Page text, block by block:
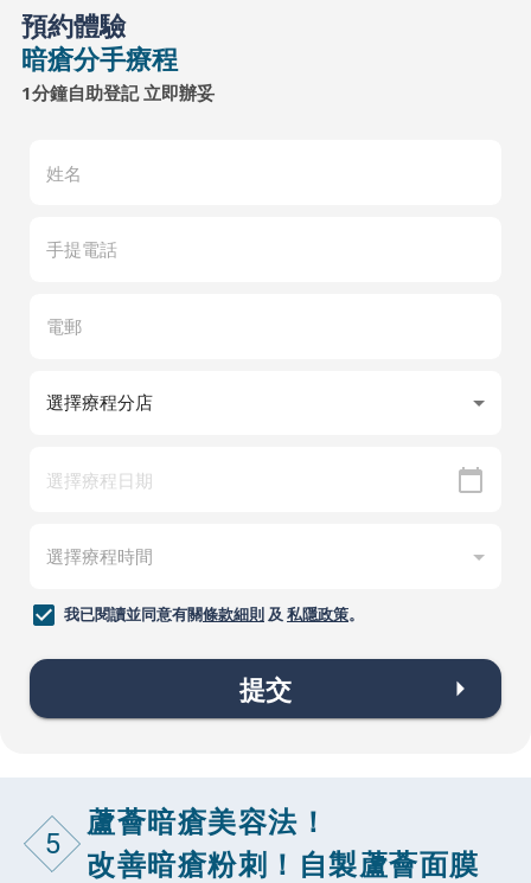
預約體驗
暗瘡分手療程
1分鐘自助登記 立即辦妥
我已閱讀並同意有關條款細則及 私隱政策。
提交
5
蘆薈暗瘡美容法！
改善暗瘡粉刺！自製蘆薈面膜